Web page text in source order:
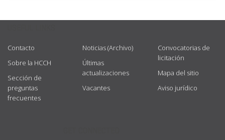
Contacto
Sobre la HCCH
Sección de
preguntas
frecuentes
Noticias (Archivo)
Últimas
actualizaciones
Vacantes
Convocatorias de
licitación
Mapa del sitio
Aviso jurídico